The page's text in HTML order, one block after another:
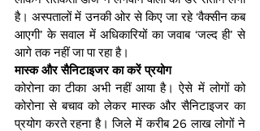
है। अस्पतालों में उनकी ओर से किए जा रहे ‘वैक्सीन कब
आएगी’ के सवाल में अधिकारियों का जवाब ‘जल्द ही’ से
आगे तक नहीं जा पा रहा है।
मास्क और सैनिटाइजर का करें प्रयोग
कोरोना का टीका अभी नहीं आया है। ऐसे में लोगों को
कोरोना से बचाव को लेकर मास्क और सैनिटाइजर का
प्रयोग करते रहना है। जिले में करीब 26 लाख लोगों ने